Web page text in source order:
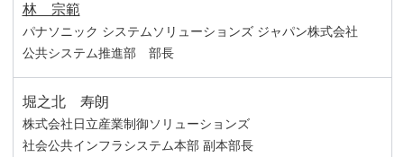
林 宗範
パナソニック システムソリューションズ ジャパン株式会社
公共システム推進部 部長
堀之北 寿朗
株式会社日立産業制御ソリューションズ
社会公共インフラシステム本部 副本部長